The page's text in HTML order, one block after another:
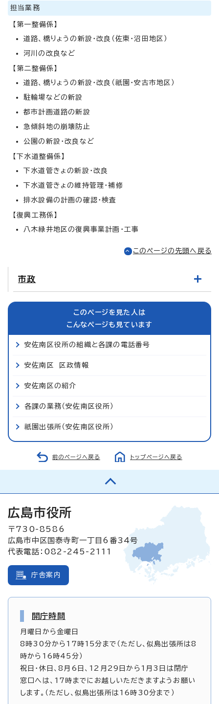
担当業務
【第一整備係】
道路、橋りょうの新設・改良（佐東・沼田地区）
河川の改良など
【第二整備係】
道路、橋りょうの新設・改良（祇園・安古市地区）
駐輪場などの新設
都市計画道路の新設
急傾斜地の崩壊防止
公園の新設・改良など
【下水道整備係】
下水道管きょの新設・改良
下水道管きょの維持管理・補修
排水設備の計画の確認・検査
【復興工務係】
八木緑井地区の復興事業計画・工事
このページの先頭へ戻る
市政
このページを見た人は
こんなページも見ています
安佐南区役所の組織と各課の電話番号
安佐南区 区政情報
安佐南区の紹介
各課の業務（安佐南区役所）
祇園出張所（安佐南区役所）
前のページへ戻る トップページへ戻る
広島市役所
〒730-8586
広島市中区国泰寺町一丁目6番34号
代表電話：082-245-2111
庁舎案内
開庁時間
月曜日から金曜日
8時30分から17時15分まで（ただし、似島出張所は8
時から16時45分）
祝日・休日、8月6日、12月29日から1月3日は閉庁
窓口へは、17時までにお越しいただきますようお願い
します。（ただし、似島出張所は16時30分まで）